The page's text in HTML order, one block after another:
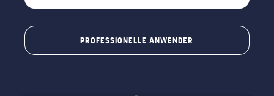
PROFESSIONELLE ANWENDER